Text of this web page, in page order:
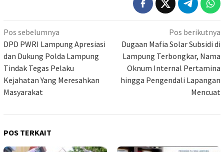
Navigasi
pos
Pos sebelumnya
DPD PWRI Lampung Apresiasi
dan Dukung Polda Lampung
Tindak Tegas Pelaku
Kejahatan Yang Meresahkan
Masyarakat
Pos berikutnya
Dugaan Mafia Solar Subsidi di
Lampung Terbongkar, Nama
Oknum Internal Pertamina
hingga Pengendali Lapangan
Mencuat
POS TERKAIT